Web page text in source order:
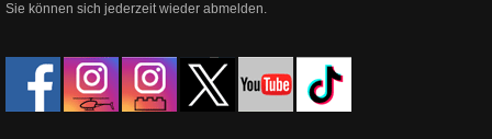
Sie können sich jederzeit wieder abmelden.